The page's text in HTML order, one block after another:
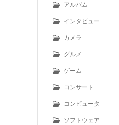
アルバム
インタビュー
カメラ
グルメ
ゲーム
コンサート
コンピュータ
ソフトウェア